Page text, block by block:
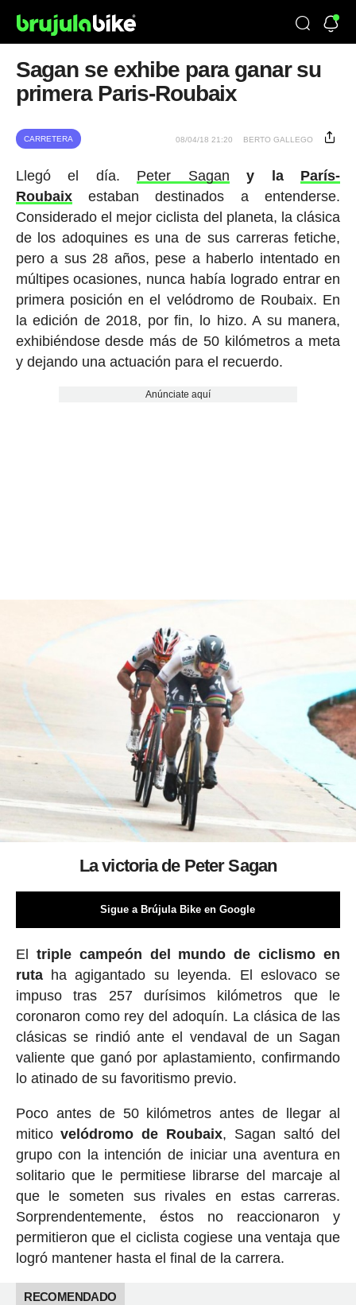
Sagan se exhibe para ganar su
primera Paris-Roubaix
CARRETERA 08/04/18 21:20 BERTO GALLEGO
Llegó el día. Peter Sagan y la París-
Roubaixestaban destinados a entenderse.
Considerado el mejor ciclista del planeta, la clásica
de los adoquines es una de sus carreras fetiche,
pero a sus 28 años, pese a haberlo intentado en
múltipes ocasiones, nunca había logrado entrar en
primera posición en el velódromo de Roubaix. En
la edición de 2018, por fin, lo hizo. A su manera,
exhibiéndose desde más de 50 kilómetros a meta
y dejando una actuación para el recuerdo.
Anúnciate aquí
La victoria de Peter Sagan
Sigue a Brújula Bike en Google
El triple campeón del mundo de ciclismo en
rutaha agigantado su leyenda. El eslovaco se
impuso tras 257 durísimos kilómetros que le
coronaron como rey del adoquín. La clásica de las
clásicas se rindió ante el vendaval de un Sagan
valiente que ganó por aplastamiento, confirmando
lo atinado de su favoritismo previo.
Poco antes de 50 kilómetros antes de llegar al
miticovelódromo de Roubaix, Sagan saltó del
grupo con la intención de iniciar una aventura en
solitario que le permitiese librarse del marcaje al
que le someten sus rivales en estas carreras.
Sorprendentemente, éstos no reaccionaron y
permitieron que el ciclista cogiese una ventaja que
logró mantener hasta el final de la carrera.
RECOMENDADO